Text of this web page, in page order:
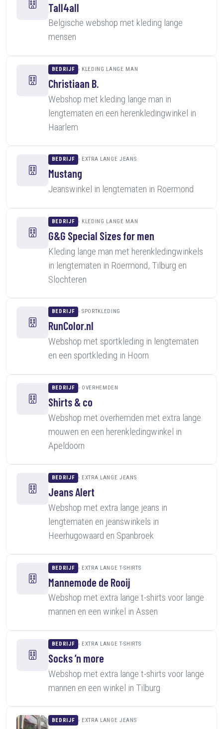
Tall4all
Belgische webshop met kleding lange
mensen
BEDRIJF KLEDING LANGE MAN
Christiaan B.
Webshop met kleding lange man in
lengtematen en een herenkledingwinkel in
Haarlem
BEDRIJF EXTRA LANGE JEANS
Mustang
Jeanswinkel in lengtematen in Roermond
BEDRIJF KLEDING LANGE MAN
G&G Special Sizes for men
Kleding lange man met herenkledingwinkels
in lengtematen in Roermond, Tilburg en
Slochteren
BEDRIJF SPORTKLEDING
RunColor.nl
Webshop met sportkleding in lengtematen
en een sportkleding in Hoorn
BEDRIJF OVERHEMDEN
Shirts & co
Webshop met overhemden met extra lange
mouwen en een herenkledingwinkel in
Apeldoorn
BEDRIJF EXTRA LANGE JEANS
Jeans Alert
Webshop met extra lange jeans in
lengtematen en jeanswinkels in
Heerhugowaard en Spanbroek
BEDRIJF EXTRA LANGE T-SHIRTS
Mannemode de Rooij
Webshop met extra lange t-shirts voor lange
mannen en een winkel in Assen
BEDRIJF EXTRA LANGE T-SHIRTS
Socks ’n more
Webshop met extra lange t-shirts voor lange
mannen en een winkel in Tilburg
BEDRIJF EXTRA LANGE JEANS